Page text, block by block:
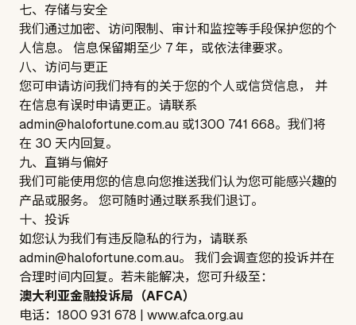
七、存储与安全
我们通过加密、访问限制、审计和监控等手段保护您的个
人信息。 信息保留期至少 7 年，或依法律要求。
八、访问与更正
您可申请访问我们持有的关于您的个人或信贷信息， 并
在信息有误时申请更正。请联系
admin@halofortune.com.au 或1300 741 668。我们将
在 30 天内回复。
九、直销与偏好
我们可能使用您的信息向您推送我们认为您可能感兴趣的
产品或服务。 您可随时通过联系我们退订。
十、投诉
如您认为我们有违反隐私的行为，请联系
admin@halofortune.com.au。 我们会调查您的投诉并在
合理时间内回复。若未能解决，您可升级至：
澳大利亚金融投诉局（AFCA）
电话：1800 931 678 | www.afca.org.au